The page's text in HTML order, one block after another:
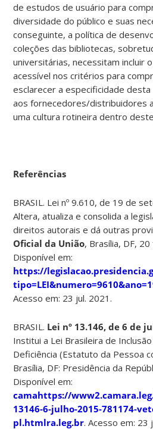
de estudos de usuário para
diversidade do público e suas
conseguinte, a política de
coleções das bibliotecas,
universitárias, necessitam incluir
acessível nos critérios para
esclarecer a especificidade
aos fornecedores/distribuidores
uma cultura rotineira dentro
Referências
BRASIL. Lei nº 9.610, de 19 de
Altera, atualiza e consolida a
direitos autorais e dá outras
Oficial da União, Brasília, DF,
Disponível em:
https://
Acesso em: 23 jul. 2021.
BRASIL. Lei nº 13.146, de 6 de
Institui a Lei Brasileira de
Deficiência (Estatuto da Pessoa
Brasília, DF: Presidência da
Disponível em:
camahttps://
13146-6-julho-2015-781174-
pl.htmlra.leg.br. Acesso em: 23